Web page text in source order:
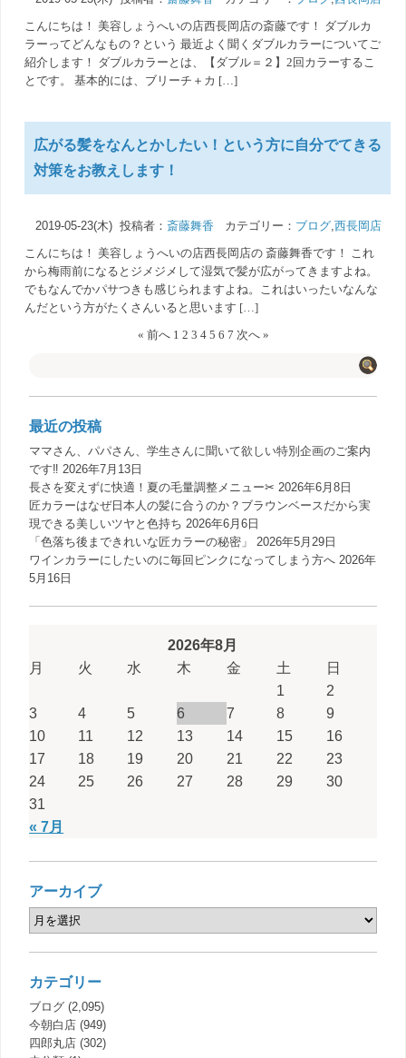
こんにちは！ 美容しょうへいの店西長岡店の斎藤です！ ダブルカ
ラーってどんなもの？という 最近よく聞くダブルカラーについてご
紹介します！ ダブルカラーとは、【ダブル＝２】2回カラーするこ
とです。 基本的には、ブリーチ＋カ […]
広がる髪をなんとかしたい！という方に自分でてきる
対策をお教えします！
2019-05-23(木) 投稿者： 斎藤舞香 カテゴリー： ブログ,西長岡店
こんにちは！ 美容しょうへいの店西長岡店の 斎藤舞香です！ これ
から梅雨前になるとジメジメして湿気で髪が広がってきますよね。
でもなんでかパサつきも感じられますよね。これはいったいなんな
んだという方がたくさんいると思います […]
« 前へ 1 2 3 4 5 6 7 次へ »
最近の投稿
ママさん、パパさん、学生さんに聞いて欲しい特別企画のご案内
です‼️ 2026年7月13日
長さを変えずに快適！夏の毛量調整メニュー✂︎ 2026年6月8日
匠カラーはなぜ日本人の髪に合うのか？ブラウンベースだから実
現できる美しいツヤと色持ち 2026年6月6日
「色落ち後まできれいな匠カラーの秘密」
2026年5月29日
ワインカラーにしたいのに毎回ピンクになってしまう方へ 2026年
5月16日
2026年8月
月
火 水 木 金 土 日
« 7月
1
2
3
4 5 6 7 8
9
10
11 12 13 14 15
16
17
18 19 20 21 22
23
24
25 26 27 28 29
30
31
アーカイブ
カテゴリー
ブログ (2,095)
今朝白店 (949)
四郎丸店 (302)